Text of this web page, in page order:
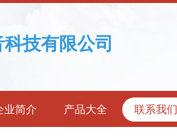
科技有限公司
业简介 产品大全 联系我们